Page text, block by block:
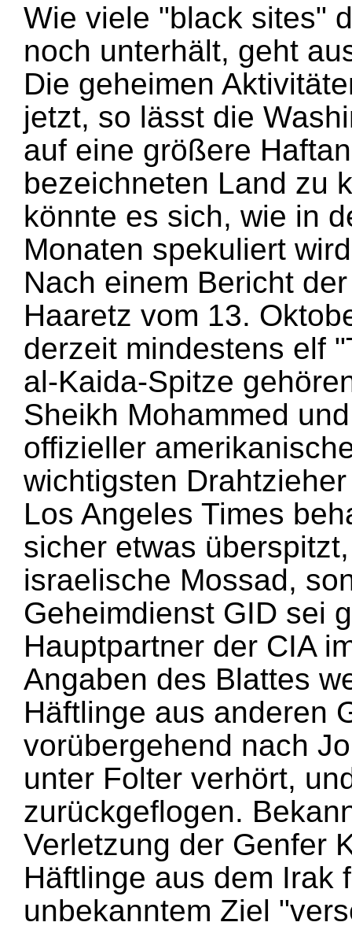
Wie viele "black sites"
noch unterhält, geht
Die geheimen
jetzt, so lässt die
auf eine größere
bezeichneten Land zu
könnte es sich, wie in
Monaten spekuliert
Nach einem Bericht
Haaretz vom 13.
derzeit mindestens elf
al-Kaida-Spitze
Sheikh Mohammed
offizieller
wichtigsten
Los Angeles Times
sicher etwas
israelische Mossad,
Geheimdienst GID sei
Hauptpartner der CIA
Angaben des Blattes
Häftlinge aus anderen
vorübergehend nach
unter Folter verhört,
zurückgeflogen.
Verletzung der Genfer
Häftlinge aus dem Irak
unbekanntem Ziel